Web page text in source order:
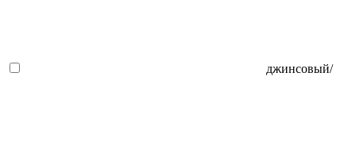
джинсовый/